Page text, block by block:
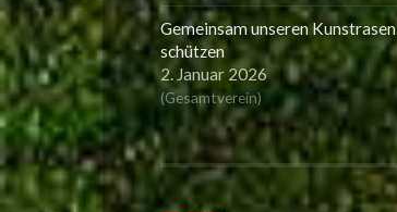
Gemeinsam unseren Kunstrasen
schützen
2. Januar 2026
(Gesamtverein)